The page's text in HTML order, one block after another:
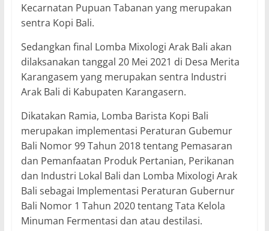
Kecarnatan Pupuan Tabanan yang merupakan
sentra Kopi Bali.
Sedangkan final Lomba Mixologi Arak Bali akan
dilaksanakan tanggal 20 Mei 2021 di Desa Merita
Karangasem yang merupakan sentra Industri
Arak Bali di Kabupaten Karangasern.
Dikatakan Ramia, Lomba Barista Kopi Bali
merupakan implementasi Peraturan Gubemur
Bali Nomor 99 Tahun 2018 tentang Pemasaran
dan Pemanfaatan Produk Pertanian, Perikanan
dan Industri Lokal Bali dan Lomba Mixologi Arak
Bali sebagai Implementasi Peraturan Gubernur
Bali Nomor 1 Tahun 2020 tentang Tata Kelola
Minuman Fermentasi dan atau destilasi.